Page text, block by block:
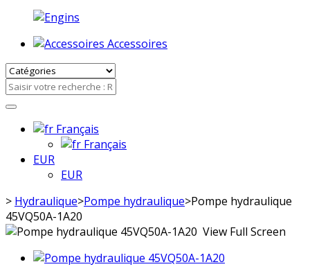
Accessoires
Français
Français
EUR
EUR
> Hydraulique>Pompe hydraulique>Pompe hydraulique
45VQ50A-1A20
View Full Screen